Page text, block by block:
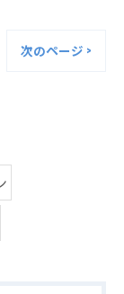
次のページ >